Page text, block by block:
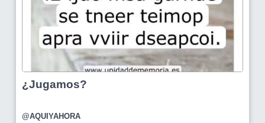
¿Jugamos?
@AQUIYAHORA